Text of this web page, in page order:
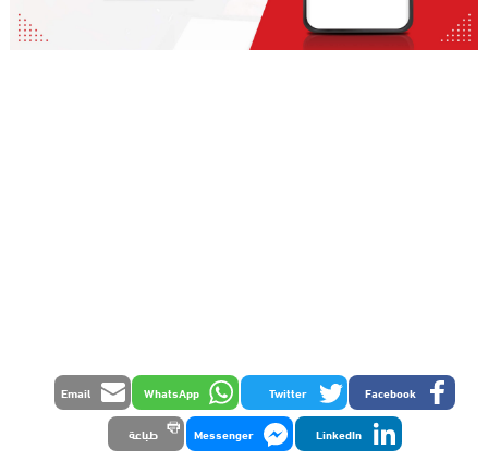
Facebook
Twitter
WhatsApp
Email
LinkedIn
Messenger طباعة